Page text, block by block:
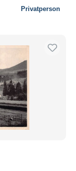
Privatperson